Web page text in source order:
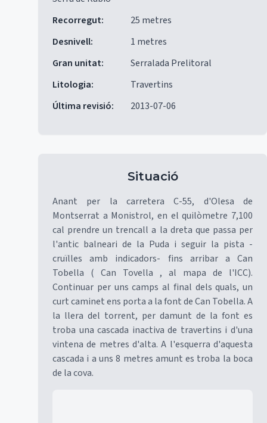
Recorregut:
25 metres
Desnivell:
1 metres
Gran unitat:
Serralada Prelitoral
Litologia:
Travertins
Última revisió: 2013-07-06
Situació
Anant per la carretera C-55, d'Olesa de
Montserrat a Monistrol, en el quilòmetre 7,100
cal prendre un trencall a la dreta que passa per
l'antic balneari de la Puda i seguir la pista -
cruïlles amb indicadors- fins arribar a Can
Tobella ( Can Tovella , al mapa de l'ICC).
Continuar per uns camps al final dels quals, un
curt caminet ens porta a la font de Can Tobella. A
la llera del torrent, per damunt de la font es
troba una cascada inactiva de travertins i d'una
vintena de metres d'alta. A l'esquerra d'aquesta
cascada i a uns 8 metres amunt es troba la boca
de la cova.